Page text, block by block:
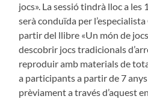
jocs». La sessió tindrà lloc a les
serà conduïda per
partir del llibre «Un món de
descobrir jocs tradicionals
reproduir amb materials de
a participants a partir de 7 anys
prèviament a través d’aquest